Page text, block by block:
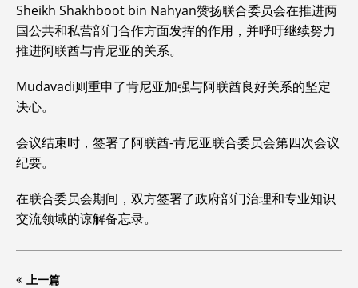
Sheikh Shakhboot bin Nahyan赞扬联合委员会在推进两
国公共和私营部门合作方面发挥的作用，并呼吁继续努力
推进阿联酋与肯尼亚的关系。
Mudavadi则重申了肯尼亚加强与阿联酋良好关系的坚定
决心。
会议结束时，签署了阿联酋-肯尼亚联合委员会第四次会议
纪要。
在联合委员会期间，双方签署了政府部门治理和专业知识
交流领域的谅解备忘录。
上一篇